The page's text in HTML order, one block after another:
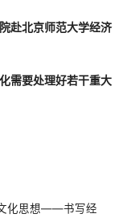
赴北京师范大学经济
需要处理好若干重大
化思想——书写经